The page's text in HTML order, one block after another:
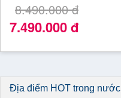
8.490.000đ
7.490.000đ
Địa điểm HOT trong nước